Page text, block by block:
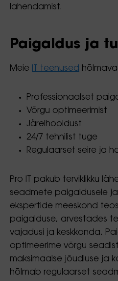
lahendamist.
Paigaldus ja
Meie IT teenused
Professionaalset
Võrgu optimeerimist
Järelhooldust
24/7 tehnilist tuge
Regulaarset seire ja
Pro IT pakub terviklikku
seadmete paigaldusele
ekspertide meeskond
paigalduse, arvestades
vajadusi ja keskkonda.
optimeerime võrgu
maksimaalse jõudluse ja
hõlmab regulaarset